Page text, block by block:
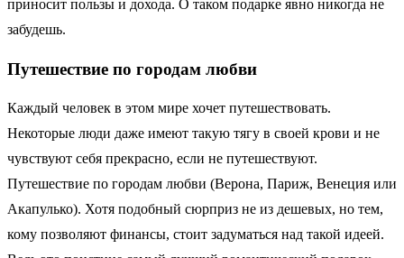
приносит пользы и дохода. О таком подарке явно никогда не
забудешь.
Путешествие по городам любви
Каждый человек в этом мире хочет путешествовать.
Некоторые люди даже имеют такую тягу в своей крови и не
чувствуют себя прекрасно, если не путешествуют.
Путешествие по городам любви (Верона, Париж, Венеция или
Акапулько). Хотя подобный сюрприз не из дешевых, но тем,
кому позволяют финансы, стоит задуматься над такой идеей.